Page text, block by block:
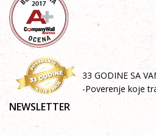
33 GODINE SA
-Poverenje koje
NEWSLETTER